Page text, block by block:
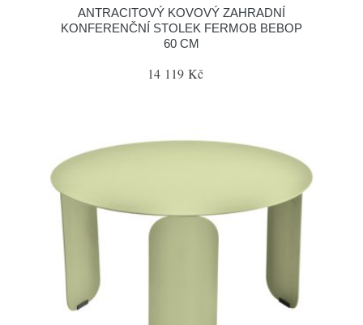
ANTRACITOVÝ KOVOVÝ ZAHRADNÍ
KONFERENČNÍ STOLEK FERMOB BEBOP
60 CM
14 119 Kč